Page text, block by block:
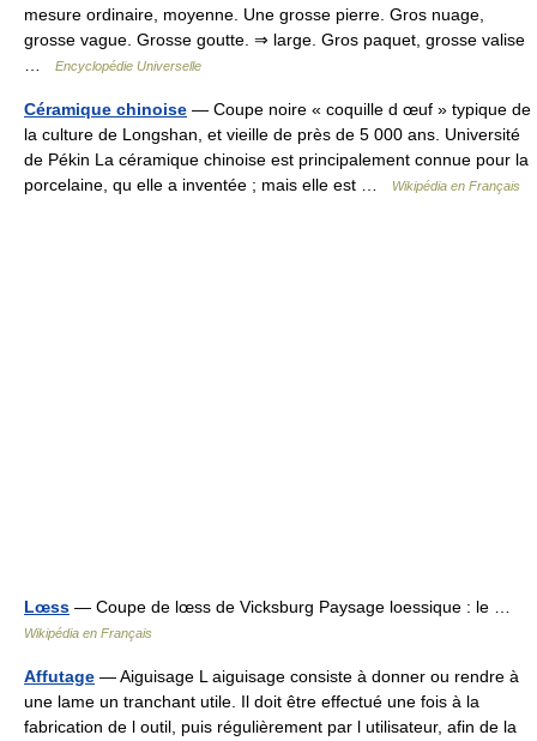
mesure ordinaire, moyenne. Une grosse pierre. Gros nuage,
grosse vague. Grosse goutte. ⇒ large. Gros paquet, grosse valise
Encyclopédie Universelle
Céramique chinoise — Coupe noire « coquille d œuf » typique de
la culture de Longshan, et vieille de près de 5 000 ans. Université
de Pékin La céramique chinoise est principalement connue pour la
porcelaine, qu elle a inventée ; mais elle est …
Wikipédia en Français
Lœss — Coupe de lœss de Vicksburg Paysage loessique : le …
Wikipédia en Français
Affutage — Aiguisage L aiguisage consiste à donner ou rendre à
une lame un tranchant utile. Il doit être effectué une fois à la
fabrication de l outil, puis régulièrement par l utilisateur, afin de la